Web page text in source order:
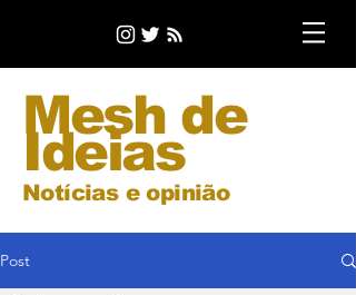
Mesh de
Ideias
Notícias e opinião
Post